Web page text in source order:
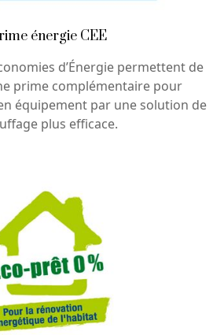
énergie CEE
d’Énergie permettent de
prime complémentaire pour
équipement par une solution de
plus efficace.